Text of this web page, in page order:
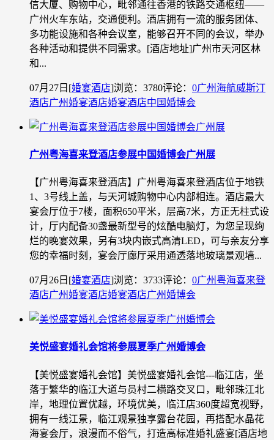
信大厦、购物中心，毗邻通往香港的铁路交通枢纽——
广州火车东站，交通便利。酒店拥有一流的服务团体、
多功能设施和各种会议室，能够召开不同的会议，举办
各种活动和提供不同需求。[酒店地址]广州市天河区林
和...
07月27日 [婚宴酒店]浏览：3780评论： 0广州海航威斯汀
酒店广州婚宴酒店婚宴酒店中国婚博会
广州粤海喜来登酒店参展中国婚博会广州展
【广州粤海喜来登酒店】广州粤海喜来登酒店位于地铁
1、3号线上盖，与天河城购物中心内部相连。酒店最大
宴会厅位于7楼，面积650平米，层高7米，方正无柱式设
计，厅内配备30盏最新型号的炫酷电脑灯，为您呈现绚
烂的晚宴效果，另有3块内嵌式高清LED，可与亲友分享
您的幸福时刻，宴会厅廊厅采用通透落地玻璃景观墙...
07月26日 [婚宴酒店]浏览：3733评论： 0广州粤海喜来登
酒店广州婚宴酒店婚宴酒店广州婚博会
美悦盛宴婚礼会馆将参展夏季广州婚博会
【美悦盛宴婚礼会馆】美悦盛宴婚礼会馆---临江店，坐
落于繁华的临江大道与员村二横路交叉口，毗邻珠江北
岸，地理位置优越，环境优美，临江店360度超宽视野，
拥有一线江景，临江观景独享露台花园，再搭配水晶花
海宴会厅，浪漫而不俗气，打造高标准婚礼盛宴[酒店地